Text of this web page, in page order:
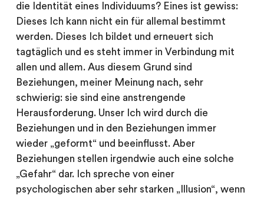
die Identität eines Individuums? Eines ist gewiss:
Dieses Ich kann nicht ein für allemal bestimmt
werden. Dieses Ich bildet und erneuert sich
tagtäglich und es steht immer in Verbindung mit
allen und allem. Aus diesem Grund sind
Beziehungen, meiner Meinung nach, sehr
schwierig: sie sind eine anstrengende
Herausforderung. Unser Ich wird durch die
Beziehungen und in den Beziehungen immer
wieder „geformt“ und beeinflusst. Aber
Beziehungen stellen irgendwie auch eine solche
„Gefahr“ dar. Ich spreche von einer
psychologischen aber sehr starken „Illusion“, wenn